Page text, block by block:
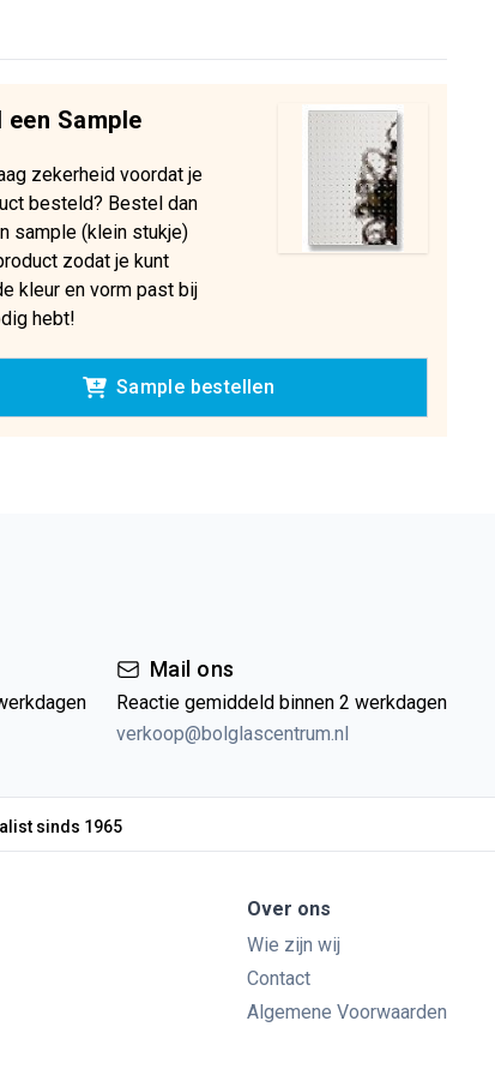
een Sample
zekerheid voordat je
besteld? Bestel dan
sample (klein stukje)
zodat je kunt
kleur en vorm past bij
hebt!
Sample bestellen
Mail ons
Reactie gemiddeld binnen 2 werkdagen
verkoop@bolglascentrum.nl
sinds 1965
Over ons
Wie zijn wij
Contact
Algemene Voorwaarden